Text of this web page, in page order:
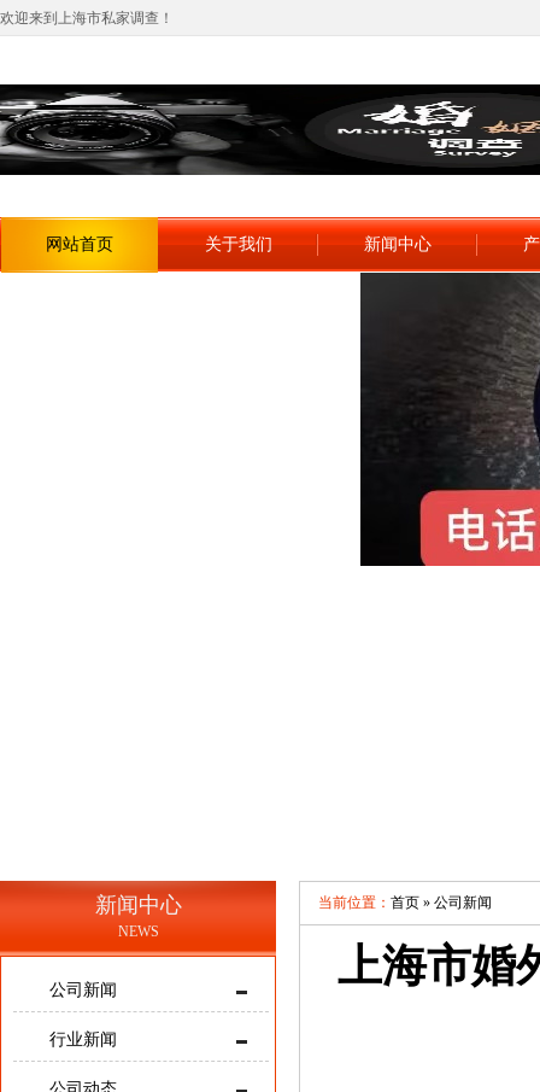
欢迎来到上海市私家调查！
网站首页 关于我们 新闻中心
新闻中心
NEWS
公司新闻
行业新闻
当前位置： 首页 » 公司新闻
上海市婚